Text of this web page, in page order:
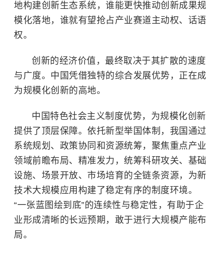
地构建创新生态系统，谁能更快推动创新成果规
模化落地，谁就有望抢占产业赛道主动权、话语
权。
创新的经济价值，最终取决于其扩散的速度
与广度。中国凭借独特的综合发展优势，正在成
为规模化创新的高地。
中国特色社会主义制度优势，为规模化创新
提供了顶层保障。依托新型举国体制，我国通过
系统规划、政策协同和资源统筹，聚焦重点产业
领域前瞻布局、精准发力，统筹科研攻关、基础
设施、场景开放、市场培育的全链条资源，为新
技术大规模应用构建了稳定有序的制度环境。
“一张蓝图绘到底”的连续性与稳定性，有助于企
业形成清晰的长远预期，敢于进行大规模产能布
局。